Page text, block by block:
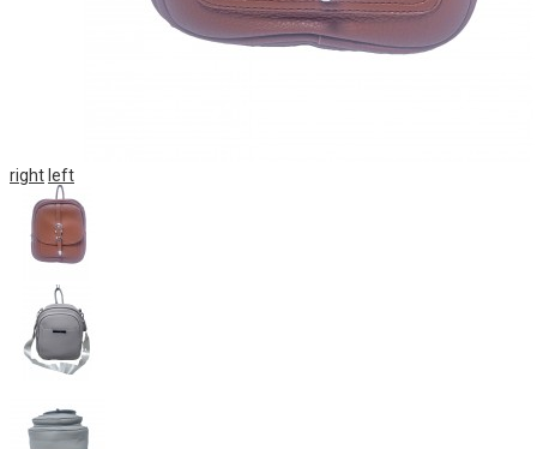
rightleft